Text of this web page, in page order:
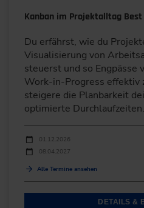
Kanban im Projektalltag
Du erfährst, wie du
Visualisierung von
steuerst und so Engpässe
Work-in-Progress effektiv
steigere die Planbarkeit
optimierte Durchlaufzeiten.
Durchführungen
Veranstaltungsdatum
01.12.2026
08.04.2027
Alle Termine ansehen
DETAILS &